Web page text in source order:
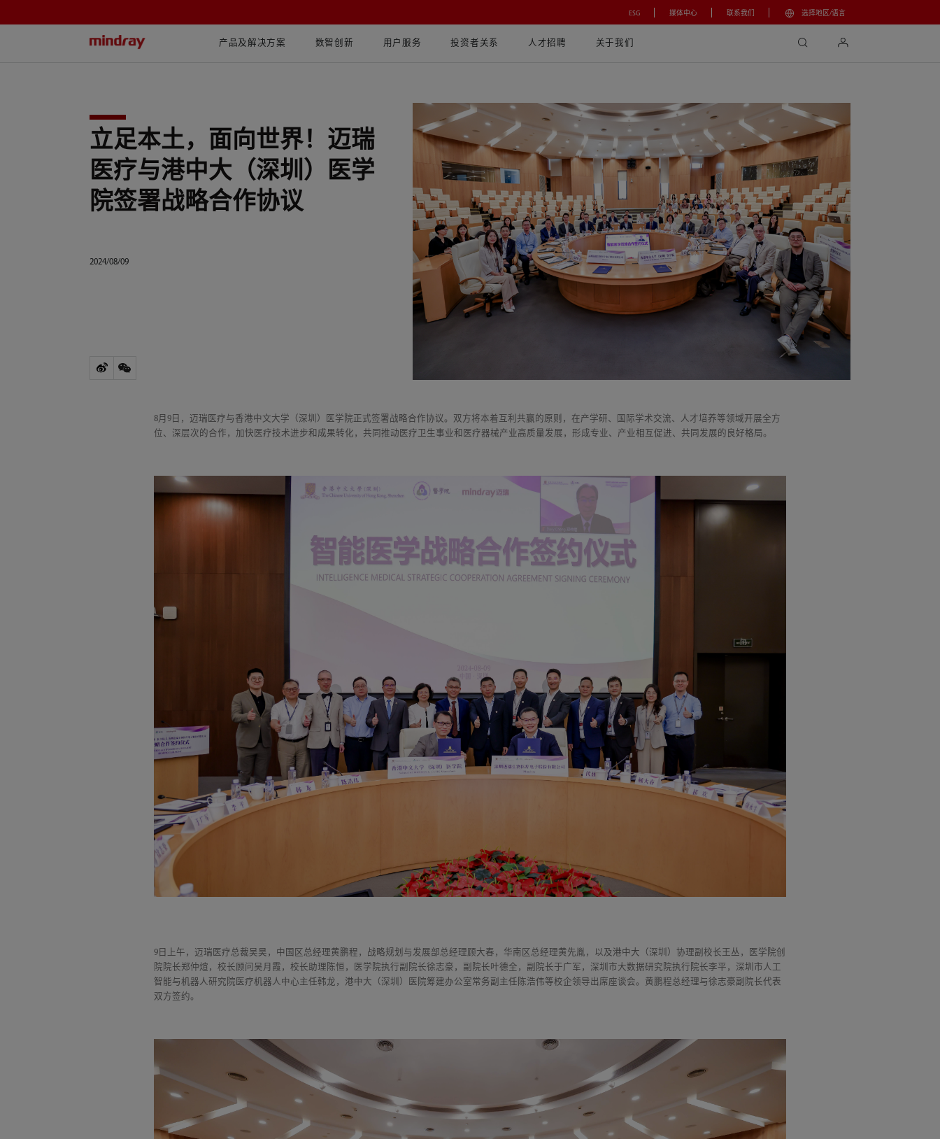
产品及解决方案 数智创新 用户服务 投资者关系 人才招聘 关于我们
ESG 媒体中心 联系我们 选择地区/语言
立足本土，面向世界！迈瑞
医疗与港中大（深圳）医学
院签署战略合作协议
2024/08/09
8月9日，迈瑞医疗与香港中文大学（深圳）医学院正式签署战略合作协议。双方将本着互利共赢的原则，在产学研、国际学术交流、人才培养等领域开展全方
位、深层次的合作，加快医疗技术进步和成果转化，共同推动医疗卫生事业和医疗器械产业高质量发展，形成专业、产业相互促进、共同发展的良好格局。
9日上午，迈瑞医疗总裁吴昊，中国区总经理黄鹏程，战略规划与发展部总经理顾大春，华南区总经理黄先胤，以及港中大（深圳）协理副校长王丛，医学院创
院院长郑仲煊，校长顾问吴月霞，校长助理陈恒，医学院执行副院长徐志豪，副院长叶德全，副院长于广军，深圳市大数据研究院执行院长李平，深圳市人工
智能与机器人研究院医疗机器人中心主任韩龙，港中大（深圳）医院筹建办公室常务副主任陈浩伟等校企领导出席座谈会。黄鹏程总经理与徐志豪副院长代表
双方签约。